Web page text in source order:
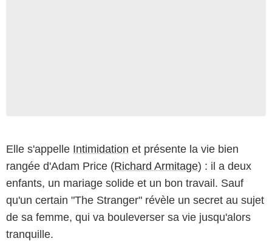
Elle s'appelle Intimidation et présente la vie bien
rangée d'Adam Price (Richard Armitage) : il a deux
enfants, un mariage solide et un bon travail. Sauf
qu'un certain "The Stranger" révèle un secret au sujet
de sa femme, qui va bouleverser sa vie jusqu'alors
tranquille.